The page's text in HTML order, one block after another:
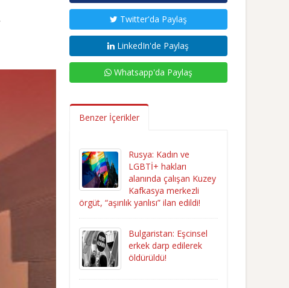
Twitter'da Paylaş
LinkedIn'de Paylaş
Whatsapp'da Paylaş
Benzer İçerikler
Rusya: Kadın ve
LGBTİ+ hakları
alanında çalışan Kuzey
Kafkasya merkezli
örgüt, “aşırılık yanlısı” ilan edildi!
Bulgaristan: Eşcinsel
erkek darp edilerek
öldürüldü!